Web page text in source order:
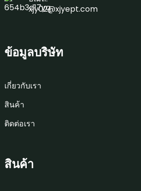
xjy02@xjyept.com
ข้อมูลบริษัท
เกี่ยวกับเรา
สินค้า
ติดต่อเรา
สินค้า